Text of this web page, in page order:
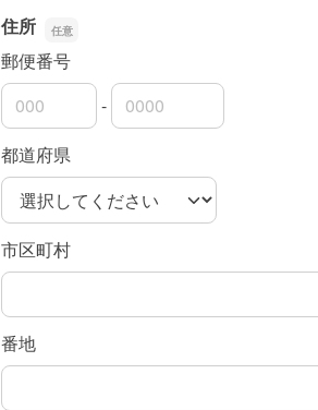
住所
郵便番号
郵便番号の上3桁
-
郵便番号の下4桁
都道府県
市区町村
番地